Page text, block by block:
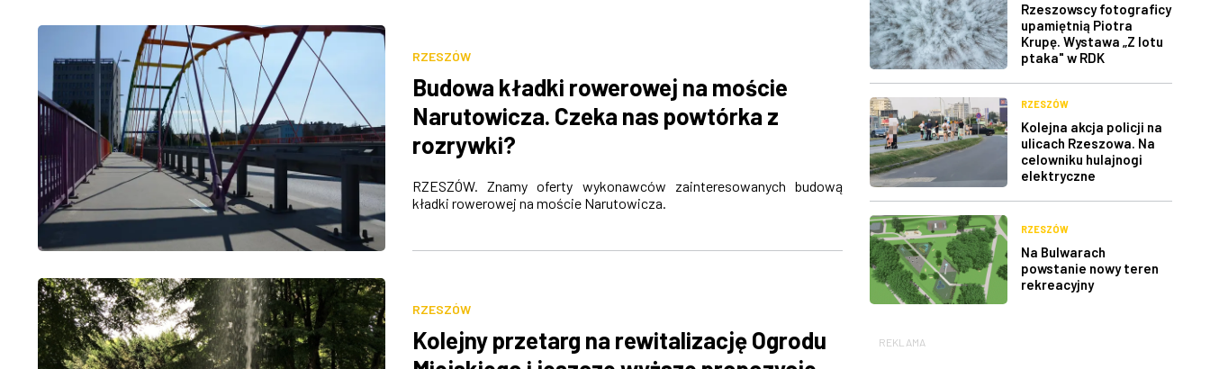
RZESZÓW
Budowa kładki rowerowej na moście
Narutowicza. Czeka nas powtórka z
rozrywki?
RZESZÓW. Znamy oferty wykonawców zainteresowanych budową
kładki rowerowej na moście Narutowicza.
RZESZÓW
Kolejny przetarg na rewitalizację Ogrodu
Rzeszowscy fotograficy
upamiętnią Piotra
Krupę. Wystawa „Z lotu
ptaka" w RDK
RZESZÓW
Kolejna akcja policji na
ulicach Rzeszowa. Na
celowniku hulajnogi
elektryczne
RZESZÓW
Na Bulwarach
powstanie nowy teren
rekreacyjny
REKLAMA